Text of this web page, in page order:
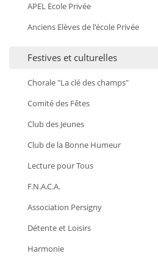
APEL Ecole Privée
Anciens Elèves de l'école Privée
Festives et culturelles
Chorale "La clé des champs"
Comité des Fêtes
Club des Jeunes
Club de la Bonne Humeur
Lecture pour Tous
F.N.A.C.A.
Association Persigny
Détente et Loisirs
Harmonie